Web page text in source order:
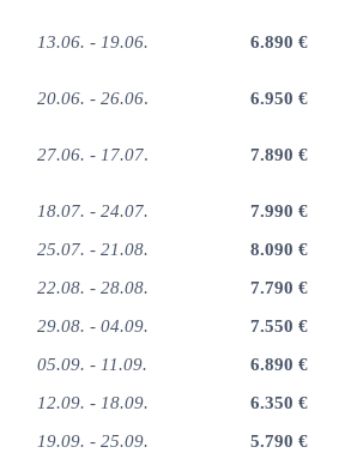
13.06. - 19.06. 6.890 €
20.06. - 26.06. 6.950 €
27.06. - 17.07. 7.890 €
18.07. - 24.07.
25.07. - 21.08.
22.08. - 28.08.
29.08. - 04.09.
05.09. - 11.09.
12.09. - 18.09.
19.09. - 25.09.
7.990 €
8.090 €
7.790 €
7.550 €
6.890 €
6.350 €
5.790 €